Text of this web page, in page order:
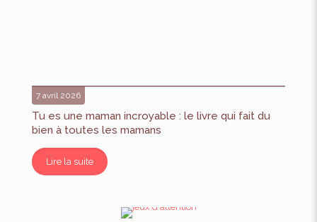
7 avril 2026
Tu es une maman incroyable : le livre qui fait du
bien à toutes les mamans
Lire la suite